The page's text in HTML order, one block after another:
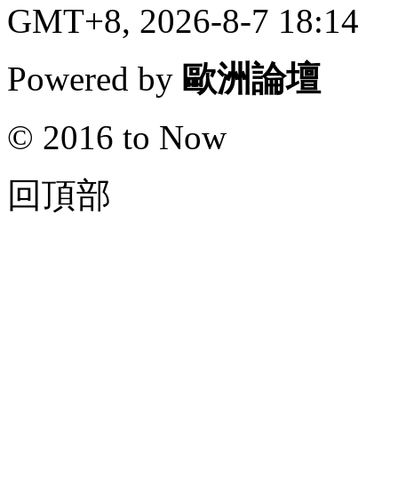
GMT+8, 2026-8-7 18:14
Powered by 歐洲論壇
© 2016 to Now
回頂部